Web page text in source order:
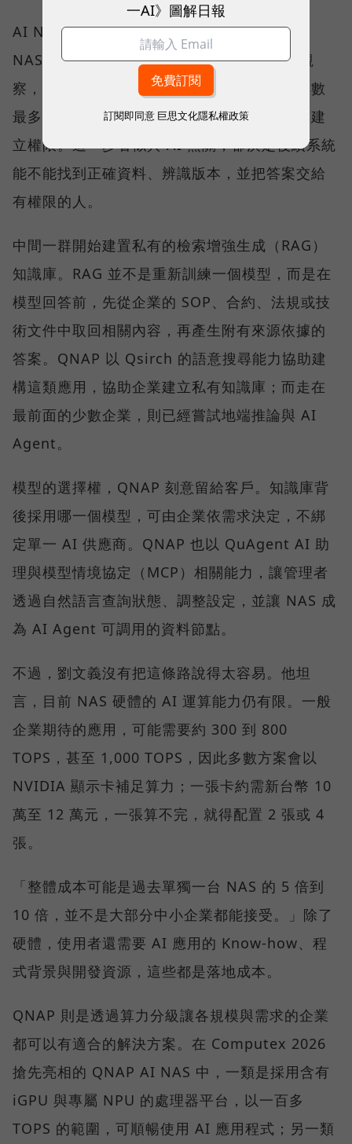
AI NAS 不是「多了 AI 功能的 NAS」，而是
NAS 在企業工作流裡換了位置。 依 QNAP 觀
察，目前客戶大致分布在一條導入光譜上。人數
最多的一群，仍在把資料集中、分類、清理與建
立權限。這一步看似與 AI 無關，卻決定後續系統
能不能找到正確資料、辨識版本，並把答案交給
有權限的人。
中間一群開始建置私有的檢索增強生成（RAG）
知識庫。RAG 並不是重新訓練一個模型，而是在
模型回答前，先從企業的 SOP、合約、法規或技
術文件中取回相關內容，再產生附有來源依據的
答案。QNAP 以 Qsirch 的語意搜尋能力協助建
構這類應用，協助企業建立私有知識庫；而走在
最前面的少數企業，則已經嘗試地端推論與 AI
Agent。
模型的選擇權，QNAP 刻意留給客戶。知識庫背
後採用哪一個模型，可由企業依需求決定，不綁
定單一 AI 供應商。QNAP 也以 QuAgent AI 助
理與模型情境協定（MCP）相關能力，讓管理者
透過自然語言查詢狀態、調整設定，並讓 NAS 成
為 AI Agent 可調用的資料節點。
不過，劉文義沒有把這條路說得太容易。他坦
言，目前 NAS 硬體的 AI 運算能力仍有限。一般
企業期待的應用，可能需要約 300 到 800
TOPS，甚至 1,000 TOPS，因此多數方案會以
NVIDIA 顯示卡補足算力；一張卡約需新台幣 10
萬至 12 萬元，一張算不完，就得配置 2 張或 4
張。
「整體成本可能是過去單獨一台 NAS 的 5 倍到
10 倍，並不是大部分中小企業都能接受。」除了
硬體，使用者還需要 AI 應用的 Know-how、程
式背景與開發資源，這些都是落地成本。
QNAP 則是透過算力分級讓各規模與需求的企業
都可以有適合的解決方案。在 Computex 2026
搶先亮相的 QNAP AI NAS 中，一類是採用含有
iGPU 與專屬 NPU 的處理器平台，以一百多
TOPS 的範圍，可順暢使用 AI 應用程式；另一類
一AI》圖解日報
訂閱即同意 巨思文化隱私權政策